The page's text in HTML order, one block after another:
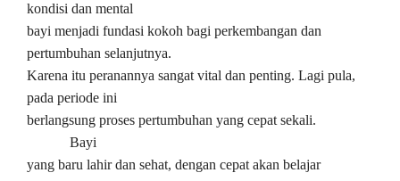
kondisi dan mental
bayi menjadi fundasi kokoh bagi perkembangan dan
pertumbuhan selanjutnya.
Karena itu peranannya sangat vital dan penting. Lagi pula,
pada periode ini
berlangsung proses pertumbuhan yang cepat sekali.
Bayi
yang baru lahir dan sehat, dengan cepat akan belajar